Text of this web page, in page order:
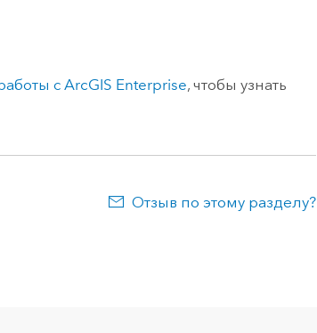
сArcGIS Enterprise, чтобы узнать
Отзыв по этому разделу?